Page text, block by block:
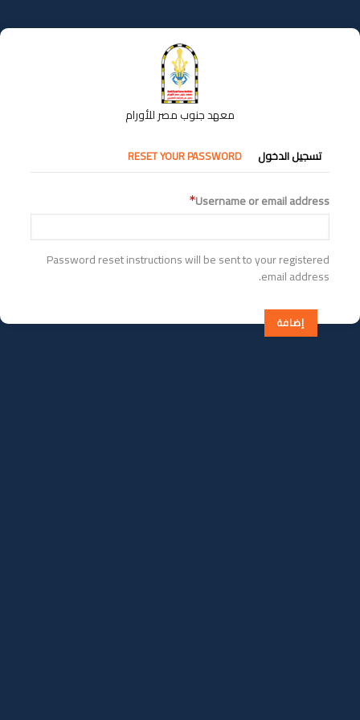
إلى
المحتوى
معهد جنوب مصر للأورام
التبويبات
الأساسية
تسجيل الدخول RESET YOUR PASSWORD
Username or email address
Password reset instructions will be sent to your registered
email address.